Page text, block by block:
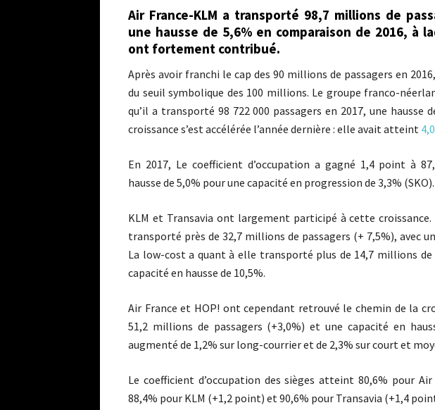
Air France-KLM a transporté 98,7 millions de
une hausse de 5,6% en comparaison de 2016, à
ont fortement contribué.
Après avoir franchi le cap des 90 millions de passagers en
du seuil symbolique des 100 millions. Le groupe franco-
qu’il a transporté 98 722 000 passagers en 2017, une hausse
croissance s’est accélérée l’année dernière : elle avait atteint
En 2017, Le coefficient d’occupation a gagné 1,4 point à
hausse de 5,0% pour une capacité en progression de 3,3% (SKO).
KLM et Transavia ont largement participé à cette croissance.
transporté près de 32,7 millions de passagers (+ 7,5%), avec
La low-cost a quant à elle transporté plus de 14,7 millions de
capacité en hausse de 10,5%.
Air France et HOP! ont cependant retrouvé le chemin de la
51,2 millions de passagers (+3,0%) et une capacité en
augmenté de 1,2% sur long-courrier et de 2,3% sur court et
Le coefficient d’occupation des sièges atteint 80,6% pour
88,4% pour KLM (+1,2 point) et 90,6% pour Transavia (+1,4